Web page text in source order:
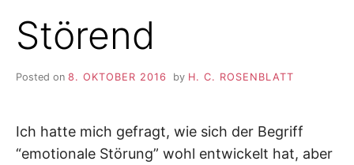
Störend
Posted on 8. OKTOBER 2016 by H. C. ROSENBLATT
Ich hatte mich gefragt, wie sich der Begriff
“emotionale Störung” wohl entwickelt hat, aber